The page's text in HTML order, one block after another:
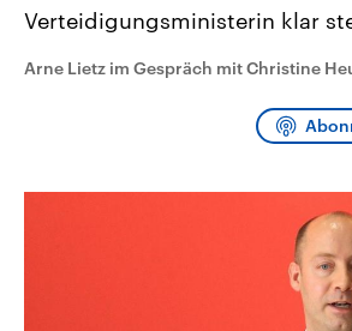
Umfragen, Prognosen,
und Hintergründe zu den Parteien
und Kandidaten der anstehenden
Sendungen Programm
Verteidigungsministerin klar
Arne Lietz im Gespräch mit Christine